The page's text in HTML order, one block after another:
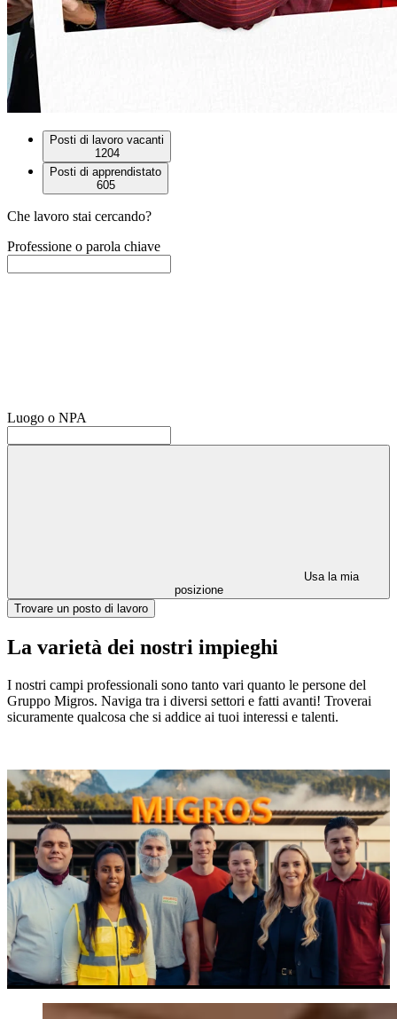
Posti di lavoro vacanti
1204
Posti di apprendistato
605
Che lavoro stai cercando?
Professione o parola chiave
Luogo o NPA
Usa la mia
posizione
Trovare un posto di lavoro
La varietà dei nostri impieghi
I nostri campi professionali sono tanto vari quanto le persone del
Gruppo Migros. Naviga tra i diversi settori e fatti avanti! Troverai
sicuramente qualcosa che si addice ai tuoi interessi e talenti.